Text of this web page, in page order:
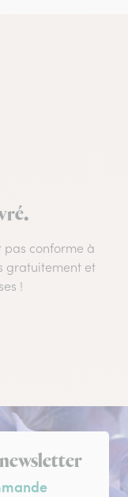
pas conforme à
gratuitement et
!